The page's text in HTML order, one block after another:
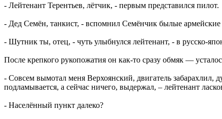
- Лейтенант Терентьев, лётчик, - первым представился пилот.
- Дед Семён, танкист, - вспомнил Семёнчик былые
- Шутник ты, отец, - чуть улыбнулся лейтенант, - в русско-
После крепкого рукопожатия он как-то сразу обмяк —
- Совсем вымотал меня Верхоянский, двигатель забарахлил,
подламывается, а сейчас ничего, выдержал, – лейтенант
- Населённый пункт далеко?